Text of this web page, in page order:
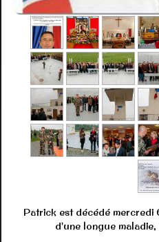
Patrick est décédé mercredi
d'une longue